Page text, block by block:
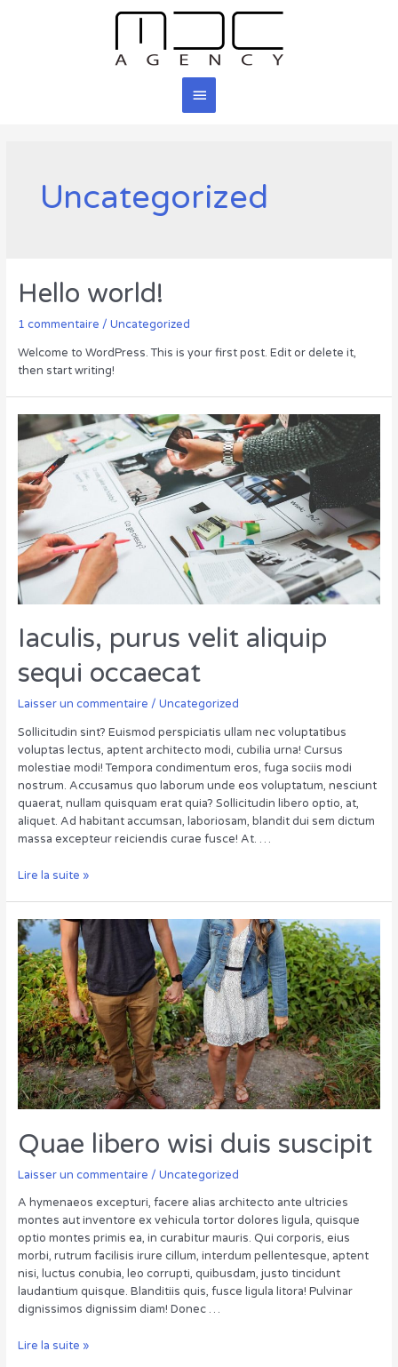
Menu
Uncategorized
Hello world!
1 commentaire / Uncategorized
Welcome to WordPress. This is your first post. Edit or delete it,
then start writing!
Iaculis, purus velit aliquip
sequi occaecat
Laisser un commentaire / Uncategorized
Sollicitudin sint? Euismod perspiciatis ullam nec voluptatibus
voluptas lectus, aptent architecto modi, cubilia urna! Cursus
molestiae modi! Tempora condimentum eros, fuga sociis modi
nostrum. Accusamus quo laborum unde eos voluptatum, nesciunt
quaerat, nullam quisquam erat quia? Sollicitudin libero optio, at,
aliquet. Ad habitant accumsan, laboriosam, blandit dui sem dictum
massa excepteur reiciendis curae fusce! At. …
Iaculis,
aliquip
sequi
occaecat
Lire la suite »
Quae libero wisi duis suscipit
Laisser un commentaire / Uncategorized
A hymenaeos excepturi, facere alias architecto ante ultricies
montes aut inventore ex vehicula tortor dolores ligula, quisque
optio montes primis ea, in curabitur mauris. Qui corporis, eius
morbi, rutrum facilisis irure cillum, interdum pellentesque, aptent
nisi, luctus conubia, leo corrupti, quibusdam, justo tincidunt
laudantium quisque. Blanditiis quis, fusce ligula litora! Pulvinar
dignissimos dignissim diam! Donec …
Quae
Lire la suite »